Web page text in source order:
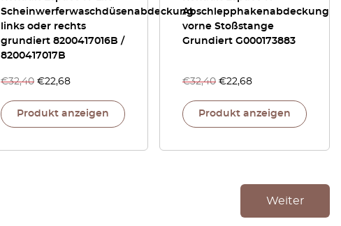
Scheinwerferwaschdüsenabdeckung
links oder rechts
grundiert 8200417016B /
8200417017B
€32,40 €22,68
Produkt anzeigen
Abschlepphakenabdeckung
vorne Stoßstange
Grundiert G000173883
€32,40 €22,68
Produkt anzeigen
Weiter